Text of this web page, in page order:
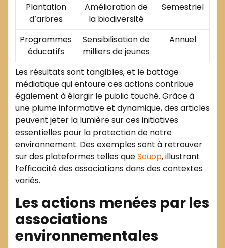
Plantation
d’arbres
Amélioration de
la biodiversité
Semestriel
Programmes
éducatifs
Sensibilisation de
milliers de jeunes
Annuel
Les résultats sont tangibles, et le battage
médiatique qui entoure ces actions contribue
également à élargir le public touché. Grâce à
une plume informative et dynamique, des articles
peuvent jeter la lumière sur ces initiatives
essentielles pour la protection de notre
environnement. Des exemples sont à retrouver
sur des plateformes telles queSouop, illustrant
l’efficacité des associations dans des contextes
variés.
Les actions menées par les
associations
environnementales